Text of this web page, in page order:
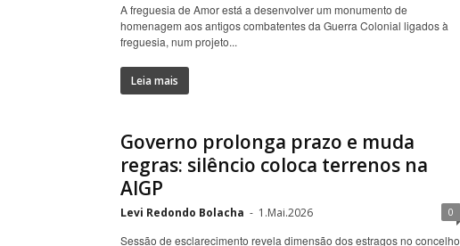
A freguesia de Amor está a desenvolver um monumento de
homenagem aos antigos combatentes da Guerra Colonial ligados à
freguesia, num projeto...
Leia mais
Governo prolonga prazo e muda
regras: silêncio coloca terrenos na
AIGP
Levi Redondo Bolacha - 1.Mai.2026 0
Sessão de esclarecimento revela dimensão dos estragos no concelho